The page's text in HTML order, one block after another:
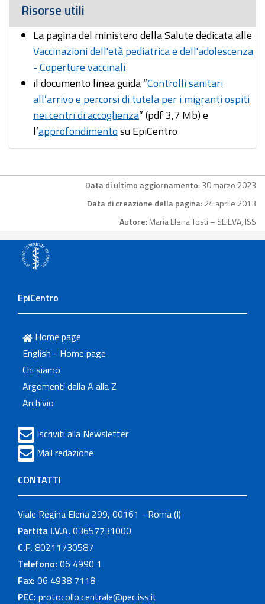
Risorse utili
La pagina del ministero della Salute dedicata alle
Vaccinazioni dell'età pediatrica e dell'adolescenza
- Coperture vaccinali
il documento linea guida “Controlli sanitari
all’arrivo e percorsi di tutela per i migranti ospiti
nei centri di accoglienza” (pdf 3,7 Mb) e
l’approfondimentosu EpiCentro
Data di ultimo aggiornamento: 30 marzo 2023
Data di creazione della pagina: 24 aprile 2013
Autore: Maria Elena Tosti – SEIEVA, ISS
EpiCentro
Home page
English - Home page
Chi siamo
Argomenti dalla A alla Z
Archivio
Iscriviti alla Newsletter
Mail redazione
CONTATTI
Viale Regina Elena 299, 00161 - Roma (I)
Partita I.V.A. 03657731000
C.F. 80211730587
Telefono: 06 4990 1
Fax: 06 4938 7118
PEC: protocollo.centrale@pec.iss.it